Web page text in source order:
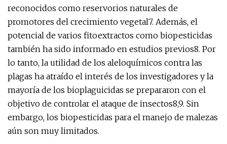
reconocidos como reservorios naturales de
promotores del crecimiento vegetal7. Además, el
potencial de varios fitoextractos como biopesticidas
también ha sido informado en estudios previos8. Por
lo tanto, la utilidad de los aleloquímicos contra las
plagas ha atraído el interés de los investigadores y la
mayoría de los bioplaguicidas se prepararon con el
objetivo de controlar el ataque de insectos8,9. Sin
embargo, los biopesticidas para el manejo de malezas
aún son muy limitados.